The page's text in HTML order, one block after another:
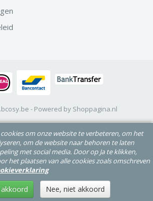
- Powered by Shoppagina.nl
om onze website te verbeteren, om het
om de website naar behoren te laten
met social media. Door op Ja te klikken,
het plaatsen van alle cookies zoals omschreven
akkoord Nee, niet akkoord